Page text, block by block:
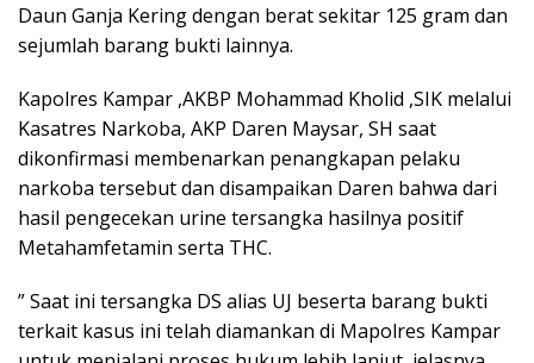
Daun Ganja Kering dengan berat sekitar 125 gram dan
sejumlah barang bukti lainnya.
Kapolres Kampar ,AKBP Mohammad Kholid ,SIK melalui
Kasatres Narkoba, AKP Daren Maysar, SH saat
dikonfirmasi membenarkan penangkapan pelaku
narkoba tersebut dan disampaikan Daren bahwa dari
hasil pengecekan urine tersangka hasilnya positif
Metahamfetamin serta THC.
” Saat ini tersangka DS alias UJ beserta barang bukti
terkait kasus ini telah diamankan di Mapolres Kampar